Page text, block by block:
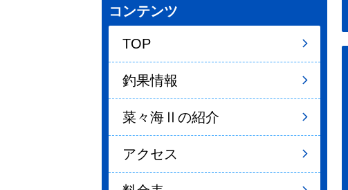
コンテンツ
TOP
釣果情報
菜々海Ⅱの紹介
アクセス